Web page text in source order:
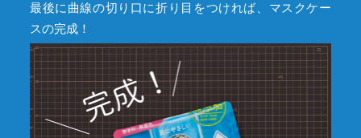
最後に曲線の切り口に折り目をつければ、マスクケー
スの完成！